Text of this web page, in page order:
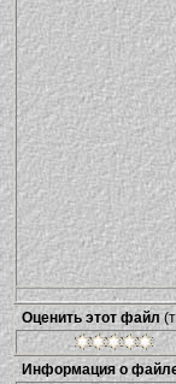
Оценить этот файл
Информация о